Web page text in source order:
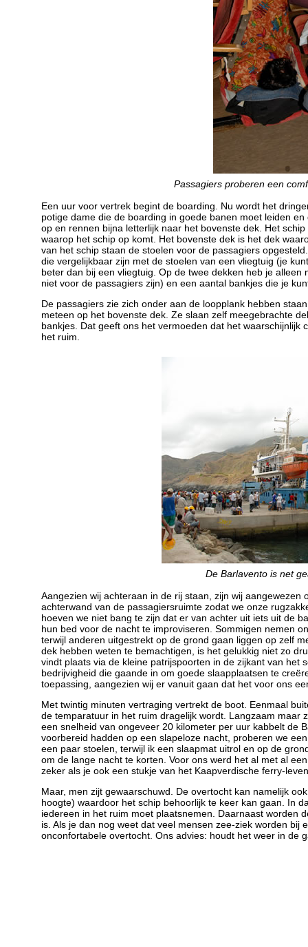
Passagiers proberen een
Een uur voor vertrek begint de boarding. Nu wordt het
potige dame die de boarding in goede banen moet leiden
op en rennen bijna letterlijk naar het bovenste dek. Het
waarop het schip op komt. Het bovenste dek is het dek
van het schip staan de stoelen voor de passagiers
die vergelijkbaar zijn met de stoelen van een vliegtuig (je
beter dan bij een vliegtuig. Op de twee dekken heb je
niet voor de passagiers zijn) en een aantal bankjes die je
De passagiers zie zich onder aan de loopplank hebben
meteen op het bovenste dek. Ze slaan zelf meegebrachte
bankjes. Dat geeft ons het vermoeden dat het
het ruim.
De Barlavento is net
Aangezien wij achteraan in de rij staan, zijn wij
achterwand van de passagiersruimte zodat we onze
hoeven we niet bang te zijn dat er van achter uit iets uit de
hun bed voor de nacht te improviseren. Sommigen nemen
terwijl anderen uitgestrekt op de grond gaan liggen op zelf
dek hebben weten te bemachtigen, is het gelukkig niet zo
vindt plaats via de kleine patrijspoorten in de zijkant van het
bedrijvigheid die gaande in om goede slaapplaatsen te
toepassing, aangezien wij er vanuit gaan dat het voor ons
Met twintig minuten vertraging vertrekt de boot. Eenmaal
de temparatuur in het ruim dragelijk wordt. Langzaam maar
een snelheid van ongeveer 20 kilometer per uur kabbelt de
voorbereid hadden op een slapeloze nacht, proberen we
een paar stoelen, terwijl ik een slaapmat uitrol en op de
om de lange nacht te korten. Voor ons werd het al met al
zeker als je ook een stukje van het Kaapverdische ferry-
Maar, men zijt gewaarschuwd. De overtocht kan namelijk
hoogte) waardoor het schip behoorlijk te keer kan gaan. In
iedereen in het ruim moet plaatsnemen. Daarnaast worden
is. Als je dan nog weet dat veel mensen zee-ziek worden
onconfortabele overtocht. Ons advies: houdt het weer in de